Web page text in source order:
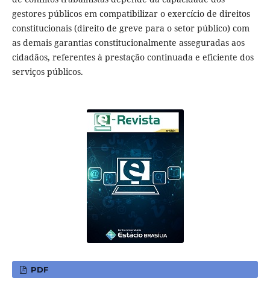
gestores públicos em compatibilizar o exercício de direitos
constitucionais (direito de greve para o setor público) com
as demais garantias constitucionalmente asseguradas aos
cidadãos, referentes à prestação continuada e eficiente dos
serviços públicos.
PDF